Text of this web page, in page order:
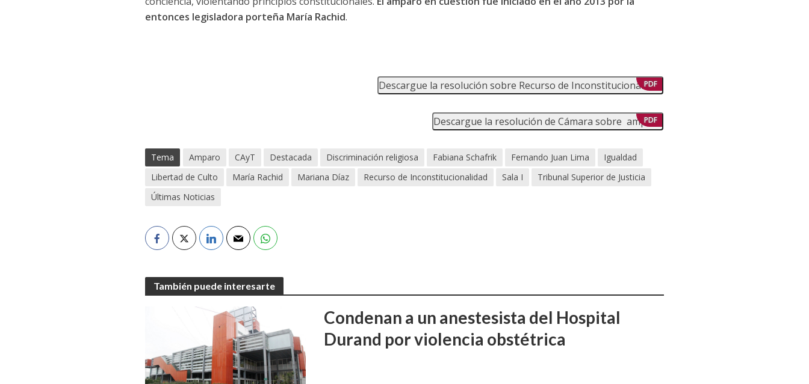
entonces legisladora porteña María Rachid.
Descargue la resolución sobre Recurso de Inconstitucionalidad
PDF
Descargue la resolución de Cámara sobre amparo
PDF
Tema Amparo CAyT Destacada Discriminación religiosa Fabiana Schafrik Fernando Juan Lima
Igualdad
Libertad de Culto
María Rachid Mariana Díaz Recurso de Inconstitucionalidad Sala I
Tribunal Superior de Justicia
Últimas Noticias
También puede interesarte
Condenan a un anestesista del Hospital
Durand por violencia obstétrica